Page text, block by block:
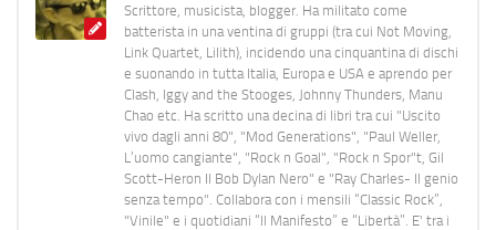
Scrittore, musicista, blogger. Ha militato come
batterista in una ventina di gruppi (tra cui Not Moving,
Link Quartet, Lilith), incidendo una cinquantina di dischi
e suonando in tutta Italia, Europa e USA e aprendo per
Clash, Iggy and the Stooges, Johnny Thunders, Manu
Chao etc. Ha scritto una decina di libri tra cui "Uscito
vivo dagli anni 80", "Mod Generations", "Paul Weller,
L’uomo cangiante", "Rock n Goal", "Rock n Spor"t, Gil
Scott-Heron Il Bob Dylan Nero" e "Ray Charles- Il genio
senza tempo". Collabora con i mensili “Classic Rock”,
"Vinile" e i quotidiani “Il Manifesto” e “Libertà”. E' tra i